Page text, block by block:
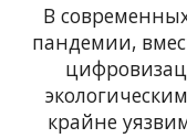
В
пандемии,
крайне